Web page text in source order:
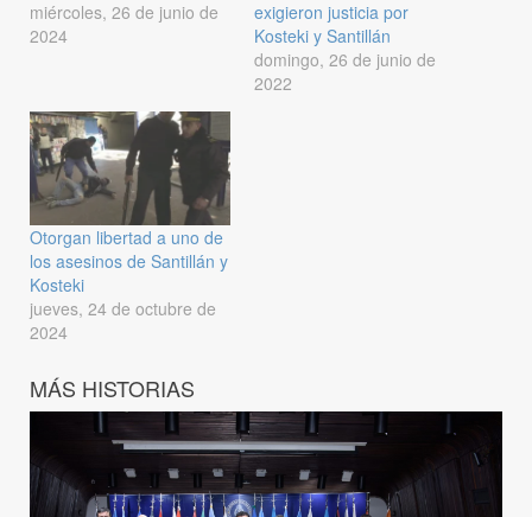
miércoles, 26 de junio de
2024
exigieron justicia por
Kosteki y Santillán
domingo, 26 de junio de
2022
Otorgan libertad a uno de
los asesinos de Santillán y
Kosteki
jueves, 24 de octubre de
2024
MÁS HISTORIAS